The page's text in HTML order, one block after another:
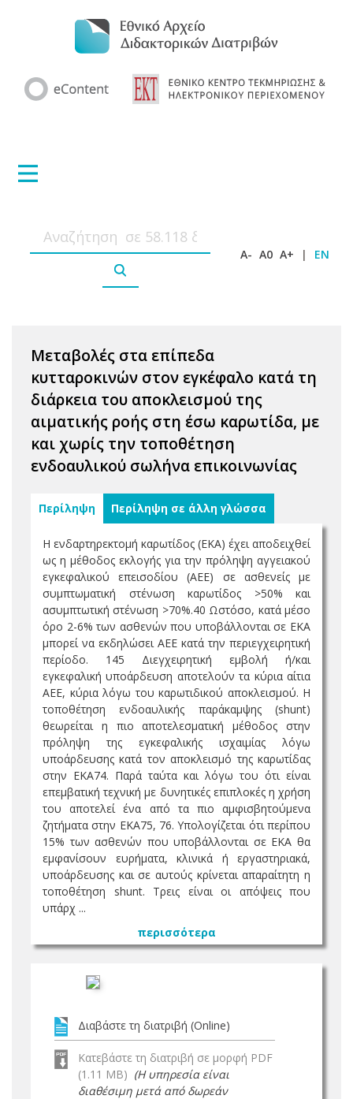
A- A0 A+ | EN
Μεταβολές στα επίπεδα
κυτταροκινών στον εγκέφαλο κατά τη
διάρκεια του αποκλεισμού της
αιματικής ροής στη έσω καρωτίδα, με
και χωρίς την τοποθέτηση
ενδοαυλικού σωλήνα επικοινωνίας
Περίληψη Περίληψη σε άλλη γλώσσα
Η ενδαρτηρεκτομή καρωτίδος (ΕΚΑ) έχει αποδειχθεί
ως η μέθοδος εκλογής για την πρόληψη αγγειακού
εγκεφαλικού επεισοδίου (ΑΕΕ) σε ασθενείς με
συμπτωματική στένωση καρωτίδος >50% και
ασυμπτωτική στένωση >70%.40 Ωστόσο, κατά μέσο
όρο 2-6% των ασθενών που υποβάλλονται σε ΕΚΑ
μπορεί να εκδηλώσει ΑΕΕ κατά την περιεγχειρητική
περίοδο. 145 Διεγχειρητική εμβολή ή/και
εγκεφαλική υποάρδευση αποτελούν τα κύρια αίτια
ΑΕΕ, κύρια λόγω του καρωτιδικού αποκλεισμού. Η
τοποθέτηση ενδοαυλικής παράκαμψης (shunt)
θεωρείται η πιο αποτελεσματική μέθοδος στην
πρόληψη της εγκεφαλικής ισχαιμίας λόγω
υποάρδευσης κατά τον αποκλεισμό της καρωτίδας
στην ΕΚΑ74. Παρά ταύτα και λόγω του ότι είναι
επεμβατική τεχνική με δυνητικές επιπλοκές η χρήση
του αποτελεί ένα από τα πιο αμφισβητούμενα
ζητήματα στην ΕΚΑ75, 76. Υπολογίζεται ότι περίπου
15% των ασθενών που υποβάλλονται σε ΕΚΑ θα
εμφανίσουν ευρήματα, κλινικά ή εργαστηριακά,
υποάρδευσης και σε αυτούς κρίνεται απαραίτητη η
τοποθέτηση shunt. Τρεις είναι οι απόψεις που
υπάρχ ...
περισσότερα
Διαβάστε τη διατριβή (Online)
Κατεβάστε τη διατριβή σε μορφή PDF
(1.11 MB) (Η υπηρεσία είναι
διαθέσιμη μετά από δωρεάν